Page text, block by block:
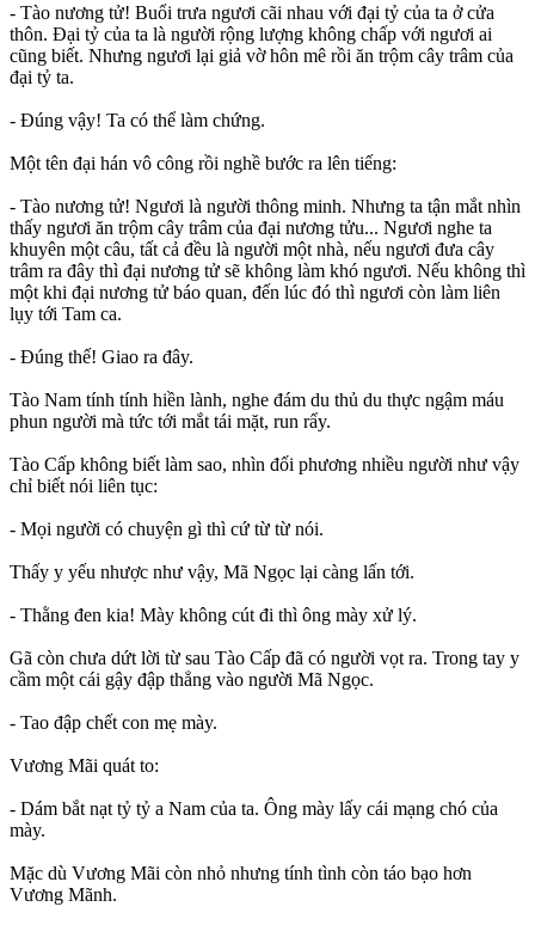
- Tào nương tử! Buổi trưa ngươi cãi nhau với đại tỷ của ta ở cửa
thôn. Đại tỷ của ta là người rộng lượng không chấp với ngươi ai
cũng biết. Nhưng ngươi lại giả vờ hôn mê rồi ăn trộm cây trâm của
đại tỷ ta.
- Đúng vậy! Ta có thể làm chứng.
Một tên đại hán vô công rồi nghề bước ra lên tiếng:
- Tào nương tử! Ngươi là người thông minh. Nhưng ta tận mắt nhìn
thấy ngươi ăn trộm cây trâm của đại nương tửu... Ngươi nghe ta
khuyên một câu, tất cả đều là người một nhà, nếu ngươi đưa cây
trâm ra đây thì đại nương tử sẽ không làm khó ngươi. Nếu không thì
một khi đại nương tử báo quan, đến lúc đó thì ngươi còn làm liên
lụy tới Tam ca.
- Đúng thế! Giao ra đây.
Tào Nam tính tính hiền lành, nghe đám du thủ du thực ngậm máu
phun người mà tức tới mắt tái mặt, run rẩy.
Tào Cấp không biết làm sao, nhìn đối phương nhiều người như vậy
chỉ biết nói liên tục:
- Mọi người có chuyện gì thì cứ từ từ nói.
Thấy y yếu nhược như vậy, Mã Ngọc lại càng lấn tới.
- Thằng đen kia! Mày không cút đi thì ông mày xử lý.
Gã còn chưa dứt lời từ sau Tào Cấp đã có người vọt ra. Trong tay y
cầm một cái gậy đập thẳng vào người Mã Ngọc.
- Tao đập chết con mẹ mày.
Vương Mãi quát to:
- Dám bắt nạt tỷ tỷ a Nam của ta. Ông mày lấy cái mạng chó của
mày.
Mặc dù Vương Mãi còn nhỏ nhưng tính tình còn táo bạo hơn
Vương Mãnh.